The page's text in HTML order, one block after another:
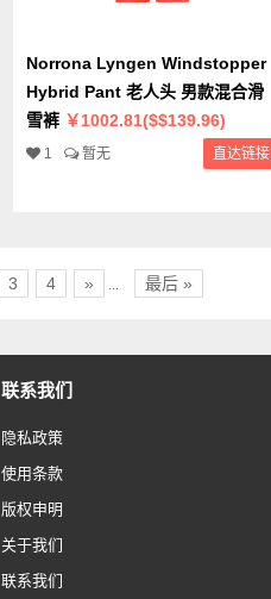
Norrona Lyngen Windstopper
Hybrid Pant 老人头 男款混合滑
雪裤 ￥1002.81($$139.96)
1 暂无 直达链接
3 4 » ... 最后 »
联系我们
隐私政策
使用条款
版权申明
关于我们
联系我们